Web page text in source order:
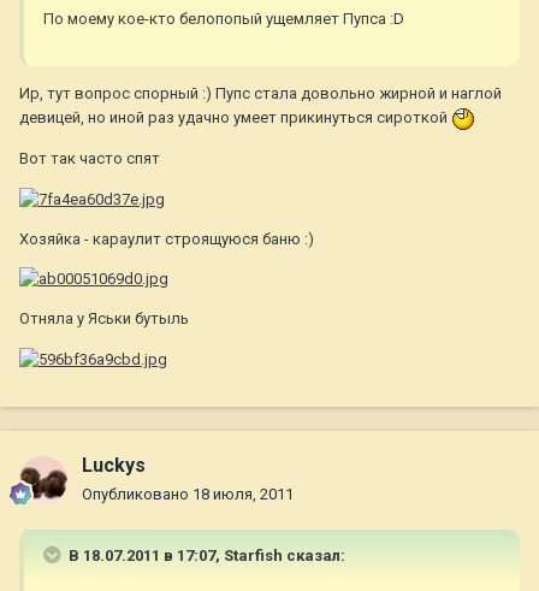
По моему кое-кто белопопый ущемляет Пупса :D
Ир, тут вопрос спорный :) Пупс стала довольно жирной и наглой
девицей, но иной раз удачно умеет прикинуться сироткой
Вот так часто спят
Хозяйка - караулит строящуюся баню :)
Отняла у Яськи бутыль
Luckys
Опубликовано 18 июля, 2011
В 18.07.2011 в 17:07, Starfish сказал: